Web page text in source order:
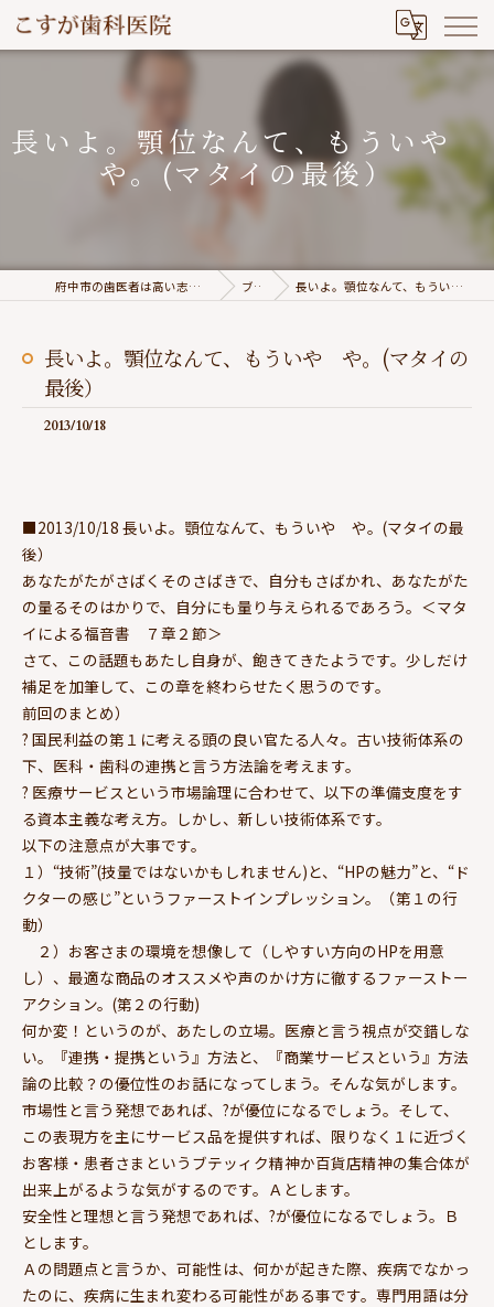
長いよ。顎位なんて、もういや
や。(マタイの最後）
府中市の歯医者は高い志を持つこすが歯科医院 ブログ 長いよ。顎位なんて、もういや や。(マタイの最後）
長いよ。顎位なんて、もういや や。(マタイの
最後）
2013/10/18
■2013/10/18 長いよ。顎位なんて、もういや や。(マタイの最
後）
あなたがたがさばくそのさばきで、自分もさばかれ、あなたがた
の量るそのはかりで、自分にも量り与えられるであろう。＜マタ
イによる福音書 ７章２節＞
さて、この話題もあたし自身が、飽きてきたようです。少しだけ
補足を加筆して、この章を終わらせたく思うのです。
前回のまとめ）
? 国民利益の第１に考える頭の良い官たる人々。古い技術体系の
下、医科・歯科の連携と言う方法論を考えます。
? 医療サービスという市場論理に合わせて、以下の準備支度をす
る資本主義な考え方。しかし、新しい技術体系です。
以下の注意点が大事です。
１）“技術”(技量ではないかもしれません)と、“HPの魅力”と、“ド
クターの感じ”というファーストインプレッション。（第１の行
動）
２）お客さまの環境を想像して（しやすい方向のHPを用意
し）、最適な商品のオススメや声のかけ方に徹するファーストー
アクション。(第２の行動)
何か変！というのが、あたしの立場。医療と言う視点が交錯しな
い。『連携・提携という』方法と、『商業サービスという』方法
論の比較？の優位性のお話になってしまう。そんな気がします。
市場性と言う発想であれば、?が優位になるでしょう。そして、
この表現方を主にサービス品を提供すれば、限りなく１に近づく
お客様・患者さまというブテッィク精神か百貨店精神の集合体が
出来上がるような気がするのです。Ａとします。
安全性と理想と言う発想であれば、?が優位になるでしょう。Ｂ
とします。
Ａの問題点と言うか、可能性は、何かが起きた際、疾病でなかっ
たのに、疾病に生まれ変わる可能性がある事です。専門用語は分